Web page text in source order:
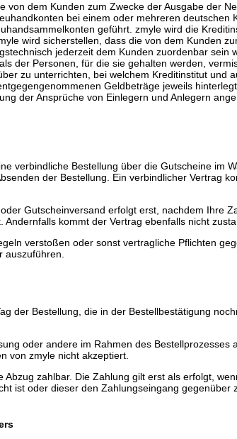
dem Kunden zum Zwecke der Ausgabe der
bei einem oder mehreren deutschen
geführt. zmyle wird die
wird sicherstellen, dass die von dem Kunden
jederzeit dem Kunden zuordenbar sein
der Personen, für die sie gehalten werden,
zu unterrichten, bei welchem Kreditinstitut und
Geldbeträge jeweils
der Ansprüche von Einlegern und Anlegern
verbindliche Bestellung über die Gutscheine im
der Bestellung. Ein verbindlicher Vertrag
Gutscheinversand erfolgt erst, nachdem Ihre
kommt der Vertrag ebenfalls nicht
verstoßen oder sonst vertragliche Pflichten
auszuführen.
der Bestellung, die in der Bestellbestätigung
oder andere im Rahmen des Bestellprozesses
von zmyle nicht akzeptiert.
zahlbar. Die Zahlung gilt erst als erfolgt,
ist oder dieser den Zahlungseingang gegenüber